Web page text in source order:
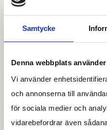
Samtycke
Denna webbplats
Vi använder
och annonserna till
för sociala medier och
vidarebefordrar även
mest robusta och
privatpersoner, företag